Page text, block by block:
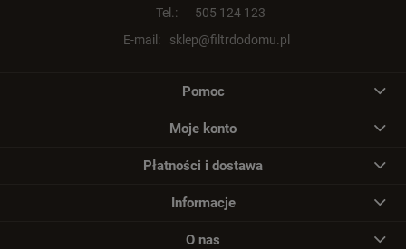
Tel.:
505 124 123
E-mail:
sklep@filtrdodomu.pl
Pomoc
Moje konto
Płatności i dostawa
Informacje
O nas